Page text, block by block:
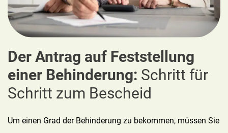
Der Antrag auf Feststellung
einer Behinderung: Schritt für
Schritt zum Bescheid
Um einen Grad der Behinderung zu bekommen, müssen Sie